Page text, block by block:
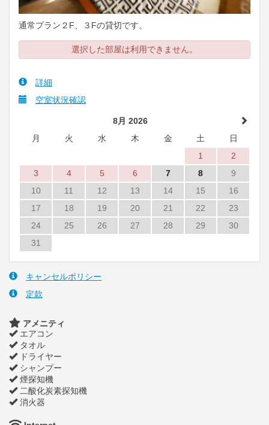
通常プラン２F、３Fの貸切です。
選択した部屋は利用できません。
詳細
空室状況確認
8月 2026
月
火 水 木 金 土
日
1
2
3
4 5 6 7 8
9
10
11 12 13 14 15
16
17
18 19 20 21 22
23
24
25 26 27 28 29
30
31
キャンセルポリシー
定款
アメニティ
エアコン
タオル
ドライヤー
シャンプー
煙探知機
二酸化炭素探知機
消火器